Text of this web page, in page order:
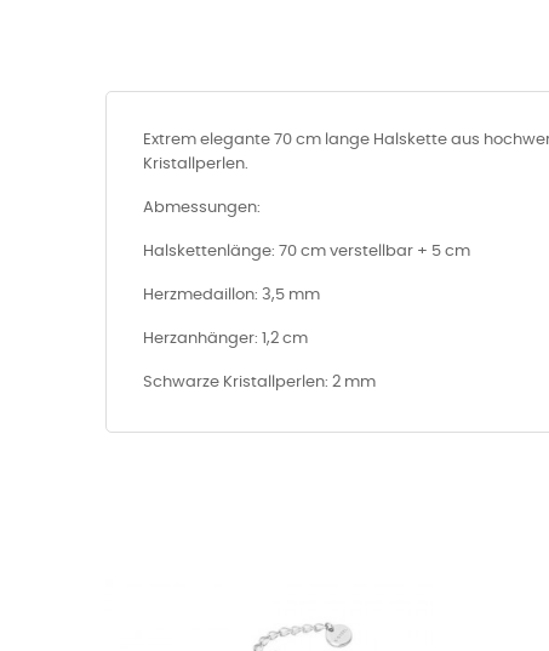
Extrem elegante 70 cm lange Halskette aus
Kristallperlen.
Abmessungen:
Halskettenlänge: 70 cm verstellbar + 5 cm
Herzmedaillon: 3,5 mm
Herzanhänger: 1,2 cm
Schwarze Kristallperlen: 2 mm